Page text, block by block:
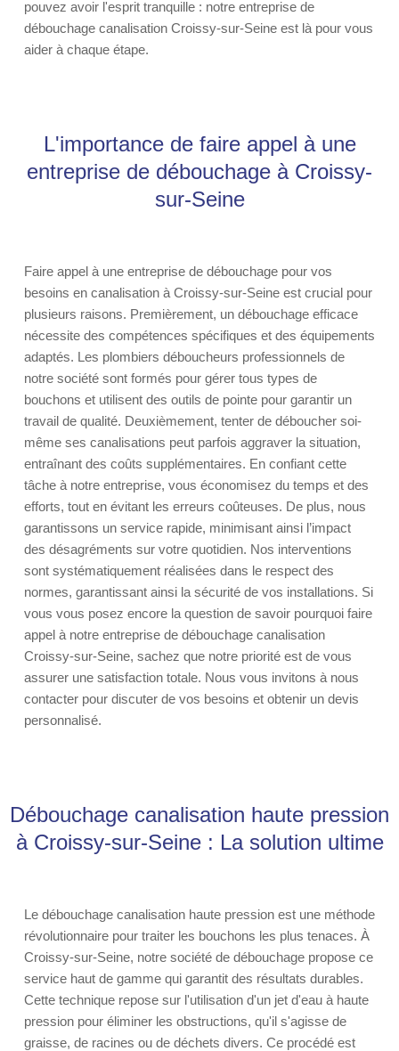
pouvez avoir l'esprit tranquille : notre entreprise de
débouchage canalisation Croissy-sur-Seine est là pour vous
aider à chaque étape.
L'importance de faire appel à une
entreprise de débouchage à Croissy-
sur-Seine
Faire appel à une entreprise de débouchage pour vos
besoins en canalisation à Croissy-sur-Seine est crucial pour
plusieurs raisons. Premièrement, un débouchage efficace
nécessite des compétences spécifiques et des équipements
adaptés. Les plombiers déboucheurs professionnels de
notre société sont formés pour gérer tous types de
bouchons et utilisent des outils de pointe pour garantir un
travail de qualité. Deuxièmement, tenter de déboucher soi-
même ses canalisations peut parfois aggraver la situation,
entraînant des coûts supplémentaires. En confiant cette
tâche à notre entreprise, vous économisez du temps et des
efforts, tout en évitant les erreurs coûteuses. De plus, nous
garantissons un service rapide, minimisant ainsi l’impact
des désagréments sur votre quotidien. Nos interventions
sont systématiquement réalisées dans le respect des
normes, garantissant ainsi la sécurité de vos installations. Si
vous vous posez encore la question de savoir pourquoi faire
appel à notre entreprise de débouchage canalisation
Croissy-sur-Seine, sachez que notre priorité est de vous
assurer une satisfaction totale. Nous vous invitons à nous
contacter pour discuter de vos besoins et obtenir un devis
personnalisé.
Débouchage canalisation haute pression
à Croissy-sur-Seine : La solution ultime
Le débouchage canalisation haute pression est une méthode
révolutionnaire pour traiter les bouchons les plus tenaces. À
Croissy-sur-Seine, notre société de débouchage propose ce
service haut de gamme qui garantit des résultats durables.
Cette technique repose sur l'utilisation d'un jet d'eau à haute
pression pour éliminer les obstructions, qu'il s'agisse de
graisse, de racines ou de déchets divers. Ce procédé est